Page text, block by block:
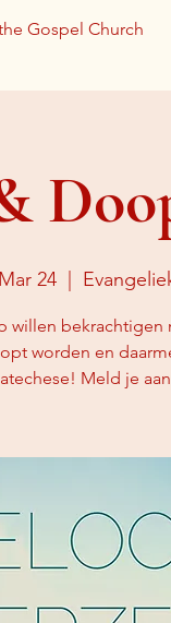
Gospel Church
24
willen bekrachtigen
worden en
Meld je